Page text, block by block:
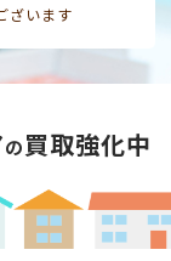
ざいます
の買取強化中